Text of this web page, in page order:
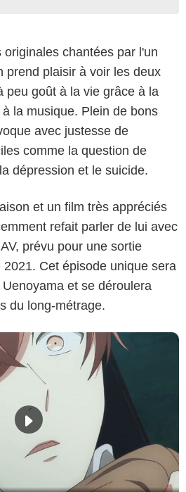
chantées par l'un
prend plaisir à voir les deux
peu goût à la vie grâce à la
la musique. Plein de bons
avec justesse de
comme la question de
dépression et le suicide.
et un film très appréciés
refait parler de lui avec
prévu pour une sortie
Cet épisode unique sera
et se déroulera
du long-métrage.